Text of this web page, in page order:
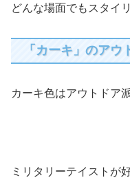
どんな場面でもスタイ
「カーキ」のアウ
カーキ色はアウトドア
ミリタリーテイストが